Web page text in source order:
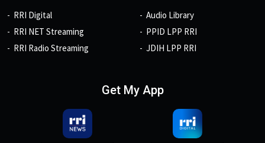
RRI Digital
RRI NET Streaming
RRI Radio Streaming
Audio Library
PPID LPP RRI
JDIH LPP RRI
Get My App